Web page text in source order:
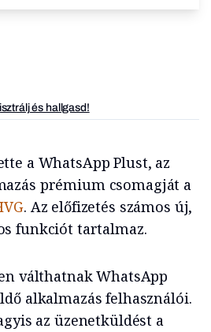
és hallgasd!
a WhatsApp Plust, az
prémium csomagját a
. Az előfizetés számos új,
funkciót tartalmaz.
válthatnak WhatsApp
alkalmazás felhasználói.
az üzenetküldést a